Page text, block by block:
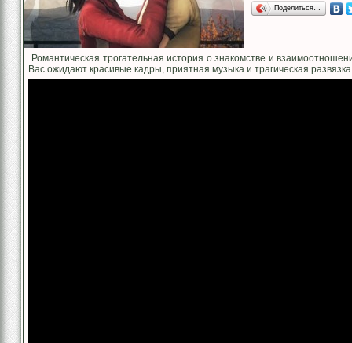
Поделиться…
Романтическая трогательная история о знакомстве и
Вас ожидают красивые кадры, приятная музыка и трагическая